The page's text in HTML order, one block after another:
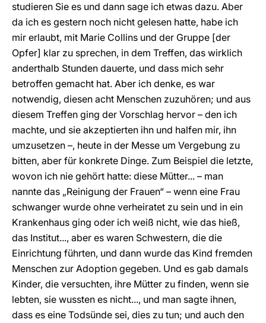
studieren Sie es und dann sage ich etwas dazu. Aber
da ich es gestern noch nicht gelesen hatte, habe ich
mir erlaubt, mit Marie Collins und der Gruppe [der
Opfer] klar zu sprechen, in dem Treffen, das wirklich
anderthalb Stunden dauerte, und dass mich sehr
betroffen gemacht hat. Aber ich denke, es war
notwendig, diesen acht Menschen zuzuhören; und aus
diesem Treffen ging der Vorschlag hervor – den ich
machte, und sie akzeptierten ihn und halfen mir, ihn
umzusetzen –, heute in der Messe um Vergebung zu
bitten, aber für konkrete Dinge. Zum Beispiel die letzte,
wovon ich nie gehört hatte: diese Mütter... – man
nannte das „Reinigung der Frauen“ – wenn eine Frau
schwanger wurde ohne verheiratet zu sein und in ein
Krankenhaus ging oder ich weiß nicht, wie das hieß,
das Institut..., aber es waren Schwestern, die die
Einrichtung führten, und dann wurde das Kind fremden
Menschen zur Adoption gegeben. Und es gab damals
Kinder, die versuchten, ihre Mütter zu finden, wenn sie
lebten, sie wussten es nicht..., und man sagte ihnen,
dass es eine Todsünde sei, dies zu tun; und auch den